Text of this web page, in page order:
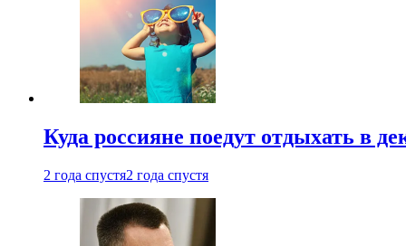
Куда россияне поедут отдыхать в
2 года спустя2 года спустя